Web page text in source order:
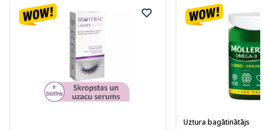
Uztura bagātinātājs